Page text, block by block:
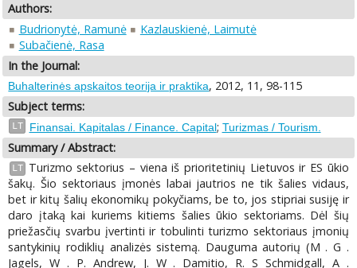
Authors:
Budrionytė, Ramunė
Kazlauskienė, Laimutė
Subačienė, Rasa
In the Journal:
Buhalterinės apskaitos teorija ir praktika, 2012, 11, 98-115
Subject terms:
LT Finansai. Kapitalas / Finance. Capital; Turizmas / Tourism.
Summary / Abstract:
LT
Turizmo sektorius – viena iš prioritetinių Lietuvos ir ES ūkio
šakų. Šio sektoriaus įmonės labai jautrios ne tik šalies vidaus,
bet ir kitų šalių ekonomikų pokyčiams, be to, jos stipriai susiję ir
daro įtaką kai kuriems kitiems šalies ūkio sektoriams. Dėl šių
priežasčių svarbu įvertinti ir tobulinti turizmo sektoriaus įmonių
santykinių rodiklių analizės sistemą. Dauguma autorių (M . G .
Jagels, W . P. Andrew, J. W . Damitio, R. S Schmidgall, A .